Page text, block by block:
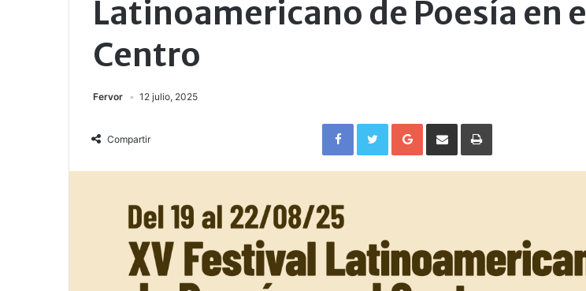
Latinoamericano de Poesía en el
Centro
Fervor 12 julio, 2025
Compartir
FacebookTwitterGoogle+Compartir por correo electrónicoImprimir